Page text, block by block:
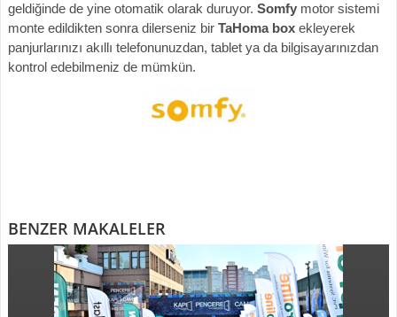
geldiğinde de yine otomatik olarak duruyor. Somfy motor sistemi
monte edildikten sonra dilerseniz bir TaHoma box ekleyerek
panjurlarınızı akıllı telefonunuzdan, tablet ya da bilgisayarınızdan
kontrol edebilmeniz de mümkün.
BENZER MAKALELER